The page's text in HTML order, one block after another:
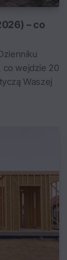
– co
co wejdzie 20
Waszej